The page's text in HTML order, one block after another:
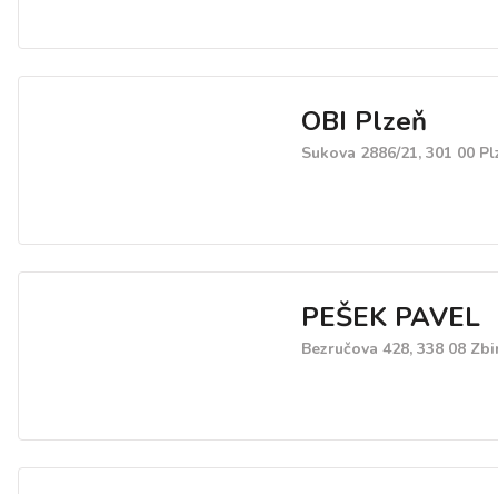
OBI Plzeň
Sukova 2886/21, 301 00
PEŠEK PAVEL
Bezručova 428, 338 08